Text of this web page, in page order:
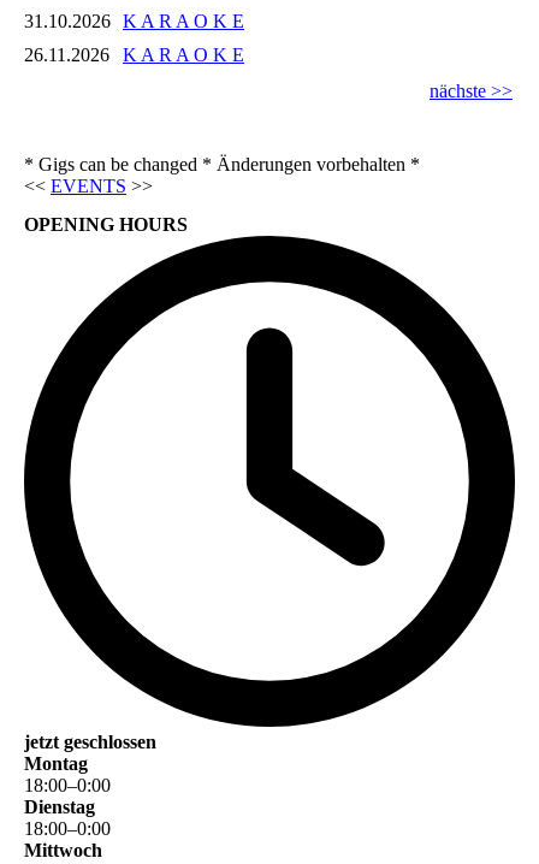
31.10.2026 K A R A O K E
26.11.2026
K A R A O K E
nächste >>
* Gigs can be changed * Änderungen vorbehalten *
<< EVENTS >>
OPENING HOURS
jetzt geschlossen
Montag
18:00–0:00
Dienstag
18:00–0:00
Mittwoch